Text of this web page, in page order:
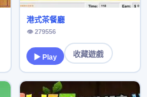
港式茶餐廳
👁 279556
▶ Play 收藏遊戲